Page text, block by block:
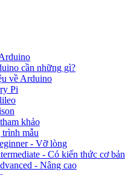
cần những gì?
về Arduino
Pi
khảo
mẫu
- Vỡ lòng
- Có kiến thức cơ bản
- Nâng cao